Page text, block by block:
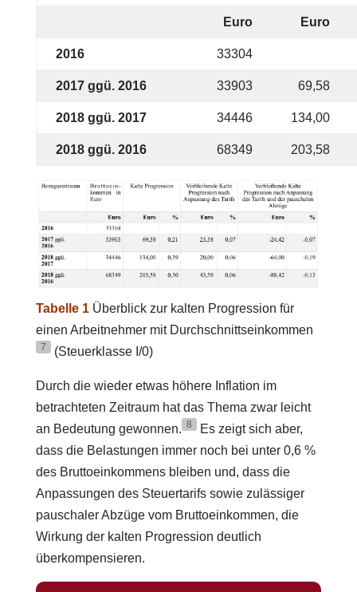
Euro Euro
2016 33304
2017 ggü. 2016 33903 69,58
2018 ggü. 2017 34446 134,00
2018 ggü. 2016 68349 203,58
Tabelle 1 Überblick zur kalten Progression für
einen Arbeitnehmer mit Durchschnittseinkommen
7 (Steuerklasse I/0)
Durch die wieder etwas höhere Inflation im
betrachteten Zeitraum hat das Thema zwar leicht
an Bedeutung gewonnen. 8 Es zeigt sich aber,
dass die Belastungen immer noch bei unter 0,6 %
des Bruttoeinkommens bleiben und, dass die
Anpassungen des Steuertarifs sowie zulässiger
pauschaler Abzüge vom Bruttoeinkommen, die
Wirkung der kalten Progression deutlich
überkompensieren.